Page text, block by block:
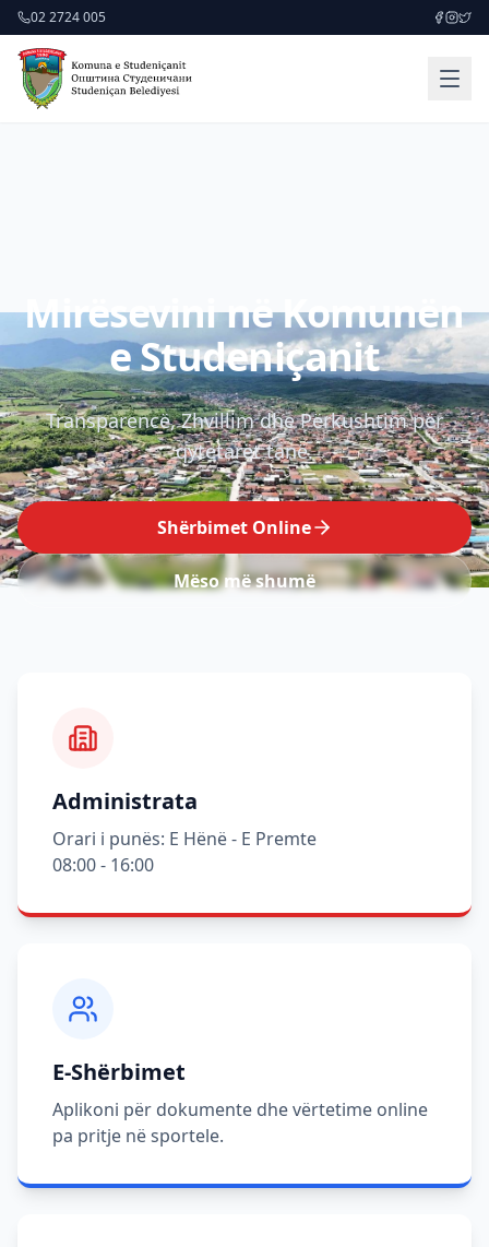
02 2724 005
Mirësevini në Komunën
e Studeniçanit
Transparencë, Zhvillim dhe Përkushtim për
qytetarët tanë.
Shërbimet Online
Mëso më shumë
Administrata
Orari i punës: E Hënë - E Premte
08:00 - 16:00
E-Shërbimet
Aplikoni për dokumente dhe vërtetime online
pa pritje në sportele.